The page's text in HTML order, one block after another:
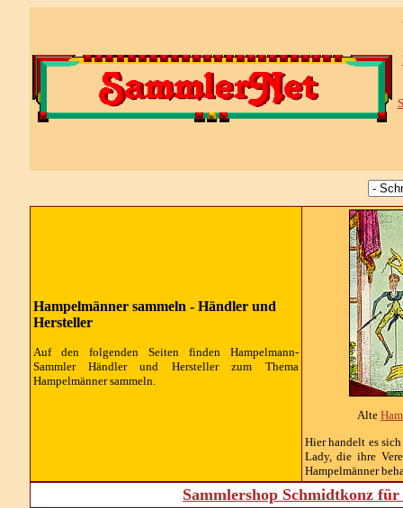
Hampelmänner sammeln - Händler und
Hersteller
Auf den folgenden Seiten finden Hampelmann-
Sammler Händler und Herstellerzum Thema
Hampelmänner sammeln.
Alte
Hier handelt es
Lady, die ihre
Hampelmänner
Sammlershop Schmidtkonz